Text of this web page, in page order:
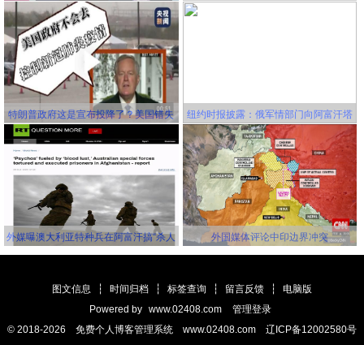
国将成为世界第一大经济体
特朗普政府这是宣布投降了？美国错失
延缓新冠病毒传播的机会，并且还要一
错再错！
纽约时报披露：俄军情部门向阿富汗塔
利班关联组织秘密提供赏金，鼓励他们
击杀美军
外媒曝澳大利亚特种兵在阿富汗搞“杀人
外国媒体评论中印边界冲突
图文信息 ┆ 时间归档 ┆ 标签查询 ┆ 留言反馈 ┆
电脑版
Powered by www.02408.com
管理登录
© 2018-2026 免费个人博客管理系统 www.02408.com 辽ICP备12002580号